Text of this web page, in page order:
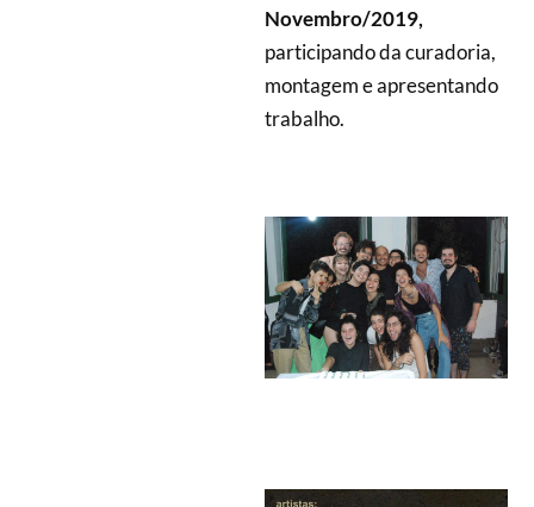
Novembro/2019,
participando dacuradoria,
montagem e apresentando
trabalho.